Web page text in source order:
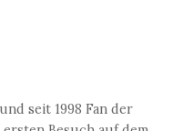
seit 1998 Fan der